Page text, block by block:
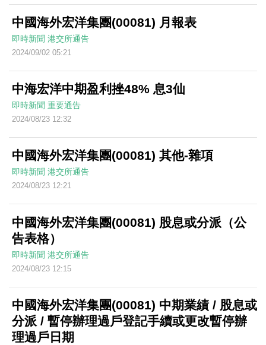
中國海外宏洋集團(00081) 月報表
即時新聞 港交所通告
2024/09/02 05:21
中海宏洋中期盈利挫48% 息3仙
即時新聞 重要通告
2024/08/23 12:32
中國海外宏洋集團(00081) 其他-雜項
即時新聞 港交所通告
2024/08/23 12:21
中國海外宏洋集團(00081) 股息或分派（公
告表格）
即時新聞 港交所通告
2024/08/23 12:15
中國海外宏洋集團(00081) 中期業績 / 股息或
分派 / 暫停辦理過戶登記手續或更改暫停辦
理過戶日期